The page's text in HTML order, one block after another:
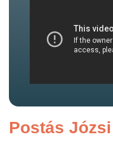
Postás